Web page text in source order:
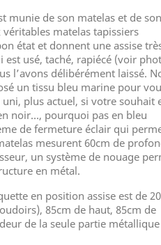
munie de son matelas et de
matelas tapissiers
état et donnent une assise
usé, taché, rapiécé (voir
l’avons délibérément laissé.
un tissu bleu marine pour
plus actuel, si votre souhait
noir…, pourquoi pas en bleu
de fermeture éclair qui
mesurent 60cm de
un système de nouage
en métal.
en position assise est de
85cm de haut, 85cm de
de la seule partie